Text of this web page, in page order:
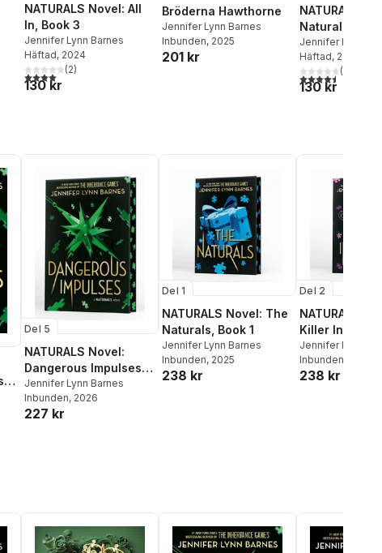
antal röster:
NATURALS Novel: All
In, Book 3
Jennifer Lynn Barnes
Häftad, 2024
4,0utav 5 stjärnor. Totalt antal röster:
(2)
130 kr
Bröderna Hawthorne
Jennifer Lynn Barnes
Inbunden, 2025
201 kr
NATURALS
Naturals,
Jennifer Lynn
Häftad, 2023
4,5utav 5(
130 kr
Del 5
NATURALS Novel:
Dangerous Impulses,
Book 5
Jennifer Lynn Barnes
Inbunden, 2026
227 kr
Del 1
NATURALS Novel: The
Naturals, Book 1
Jennifer Lynn Barnes
Inbunden, 2025
238 kr
Del 2
NATURALS
Killer Instinct,
Jennifer Lynn
Inbunden
238 kr